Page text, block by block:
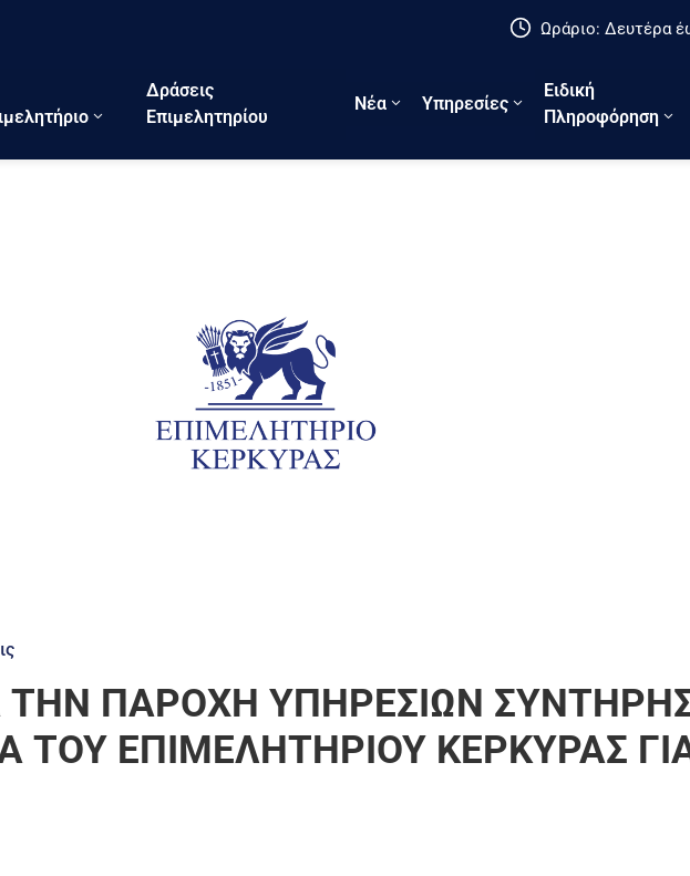
Ωράριο: Δευτέρα
Δράσεις
Επιμελητηρίου
Νέα Υπηρεσίες
Ειδική
Πληροφόρηση
ΤΗΝ ΠΑΡΟΧΗ ΥΠΗΡΕΣΙΩΝ
ΤΟΥ ΕΠΙΜΕΛΗΤΗΡΙΟΥ ΚΕΡΚΥΡΑΣ